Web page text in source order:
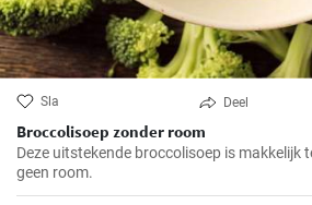
Sla Deel
Broccolisoep zonder room
Deze uitstekende broccolisoep is makkelijk
geen room.